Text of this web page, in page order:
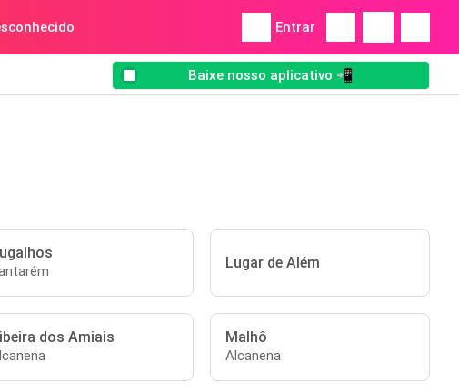
Entrar
Baixe nosso aplicativo 📲
Lugar de Além
dos Amiais Malhô
Alcanena